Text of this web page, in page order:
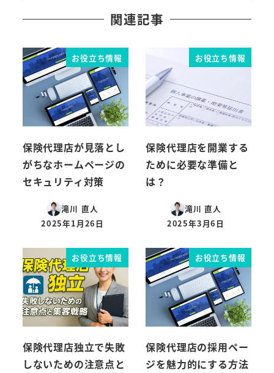
関連記事
お役立ち情報
保険代理店が見落とし
がちなホームページの
セキュリティ対策
滝川 直人
投稿日
2025年1月26日
お役立ち情報
保険代理店を開業する
ために必要な準備と
は？
滝川 直人
投稿日
2025年3月6日
お役立ち情報
保険代理店独立で失敗
しないための注意点と
お役立ち情報
保険代理店の採用ペー
ジを魅力的にする方法